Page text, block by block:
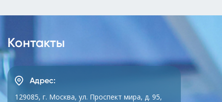
Контакты
Адрес:
129085, г. Москва, ул. Проспект мира, д. 95,